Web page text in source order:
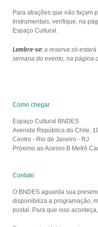
Para atrações que não façam
Instrumentais, verifique, na
Espaço Cultural.
Lembre-se:a reserva só estará
semana do evento, na página
Como chegar
Espaço Cultural BNDES
Avenida República do Chile,
Centro - Rio de Janeiro - RJ
Próximo ao Acesso B Metrô
Contato
O BNDES aguarda sua
disponibiliza a programação,
postal. Para que isso aconteça,